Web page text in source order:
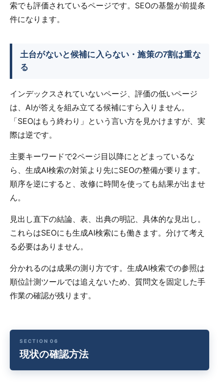
索でも評価されているページです。SEOの基盤が前提条
件になります。
土台がないと候補に入らない・施策の7割は重な
る
インデックスされていないページ、評価の低いページ
は、AIが答えを組み立てる候補にすら入りません。
「SEOはもう終わり」という言い方を見かけますが、実
際は逆です。
主要キーワードで2ページ目以降にとどまっているな
ら、生成AI検索の対策より先にSEOの整備が要ります。
順序を逆にすると、改修に時間を使っても結果が出ませ
ん。
見出し直下の結論、表、出典の明記、具体的な見出し。
これらはSEOにも生成AI検索にも働きます。分けて考え
る必要はありません。
分かれるのは成果の測り方です。生成AI検索での参照は
順位計測ツールでは追えないため、質問文を固定した手
作業の確認が残ります。
現状の確認方法